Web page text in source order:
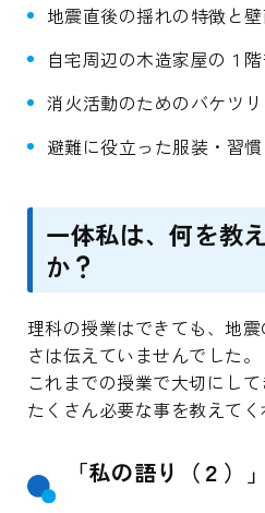
地震直後の揺れの特徴と
自宅周辺の木造家屋の１
消火活動のためのバケツ
避難に役立った服装・習
一体私は、何を教
か？
理科の授業はできても、地
さは伝えていませんでした。
これまでの授業で大切にし
たくさん必要な事を教えてく
「私の語り（２）